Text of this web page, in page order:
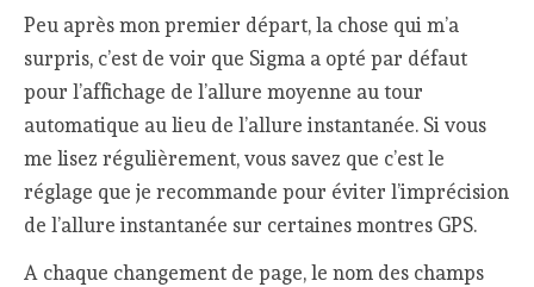
Peu après mon premier départ, la chose qui m’a
surpris, c’est de voir que Sigma a opté par défaut
pour l’affichage de l’allure moyenne au tour
automatique au lieu de l’allure instantanée. Si vous
me lisez régulièrement, vous savez que c’est le
réglage que je recommande pour éviter l’imprécision
de l’allure instantanée sur certaines montres GPS.
A chaque changement de page, le nom des champs